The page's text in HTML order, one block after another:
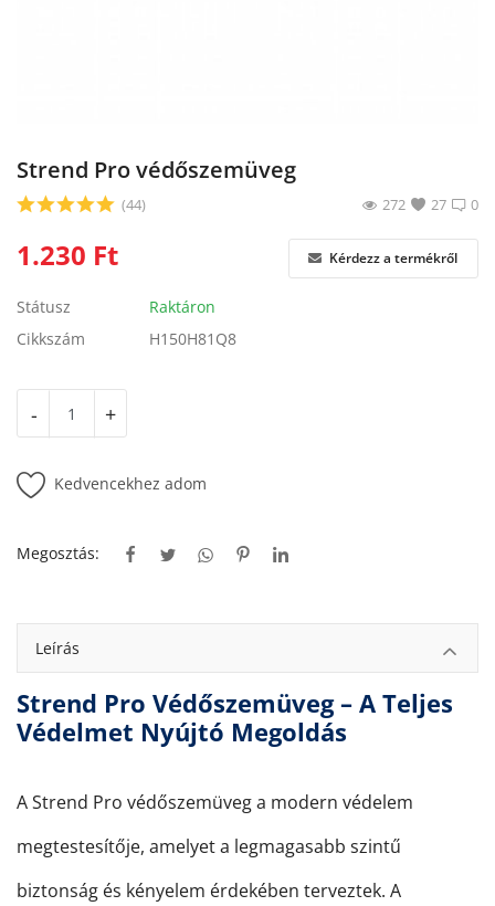
Strend Pro védőszemüveg
0
(44) 27
272
1.230 Ft Kérdezz a termékről
Státusz
Raktáron
Cikkszám
H150H81Q8
- +
Kedvencekhez adom
Megosztás:
Leírás
Strend Pro Védőszemüveg – A Teljes
Védelmet Nyújtó Megoldás
A Strend Pro védőszemüveg a modern védelem
megtestesítője, amelyet a legmagasabb szintű
biztonság és kényelem érdekében terveztek. A